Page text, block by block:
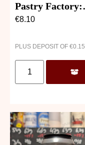
Pastry Factory:
Maple Bourbon
€8.10
PLUS DEPOSIT OF €0.15